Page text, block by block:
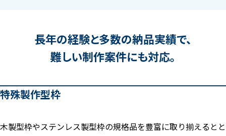
長年の経験と多数の納品実績で、
難しい制作案件にも対応。
特殊製作型枠
木製型枠やステンレス製型枠の規格品を豊富に取り揃えるとと